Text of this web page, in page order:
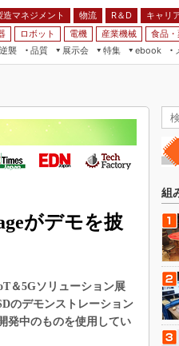
造マネジメント 物流 R＆D
キャリ
ロボット 電機 産業機械 食品
襲 品質
展示会
ティング
展
特集
ビス
ebook
ジメント
ィ
がデモを披
＆5Gソリューション展
のデモンストレーション
発中のものを使用してい
組